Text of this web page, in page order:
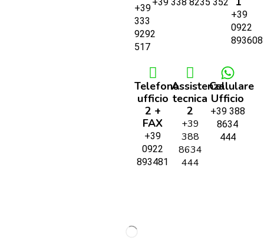
+39
333
9292
517
+39 338 8235 352
+39
0922
893608
Telefono
ufficio
2 +
FAX
+39
0922
893481
Assistenza
tecnica
2
+39
388
8634
444
Cellulare
Ufficio
+39 388
8634
444